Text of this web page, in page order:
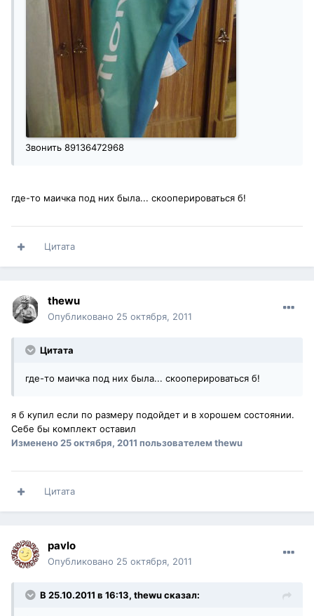
Звонить 89136472968
где-то маичка под них была... скооперироваться б!
Цитата
thewu
Опубликовано 25 октября, 2011
Цитата
где-то маичка под них была... скооперироваться б!
я б купил если по размеру подойдет и в хорошем состоянии.
Себе бы комплект оставил
Изменено25 октября, 2011 пользователем thewu
Цитата
pavlo
Опубликовано 25 октября, 2011
В 25.10.2011 в 16:13, thewu сказал: